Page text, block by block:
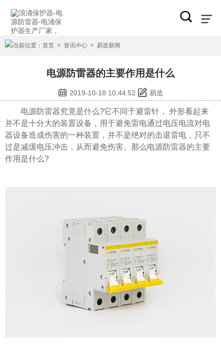
当前位置： 首页 > 资讯中心 > 易造新闻
电源防雷器的主要作用是什么
2019-10-18 10:44:52 易造
电源防雷器究竟是什么?它不同于避雷针， 外形看起来
并不是十分大的装置设备，用于避免雷电通过电压电流对电
器设备造成伤害的一种装置，并不是绝对的击退雷电，只不
过是减缓电压冲击，从而避免伤害。那么电源防雷器的主要
作用是什么?